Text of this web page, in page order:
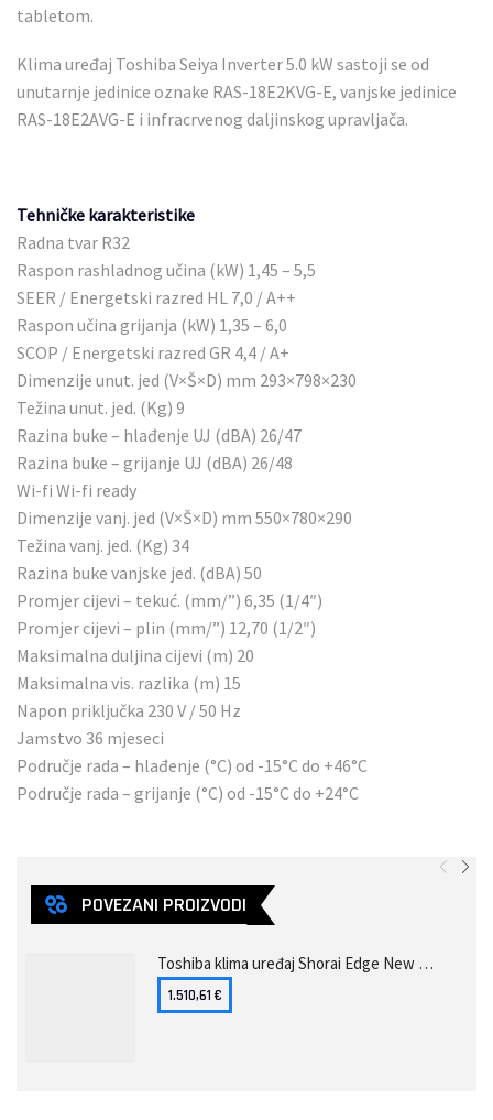
tabletom.
Klima uređaj Toshiba Seiya Inverter 5.0 kW sastoji se od
unutarnje jedinice oznake RAS-18E2KVG-E, vanjske jedinice
RAS-18E2AVG-E i infracrvenog daljinskog upravljača.
Tehničke karakteristike
Radna tvar R32
Raspon rashladnog učina (kW) 1,45 – 5,5
SEER / Energetski razred HL 7,0 / A++
Raspon učina grijanja (kW) 1,35 – 6,0
SCOP / Energetski razred GR 4,4 / A+
Dimenzije unut. jed (V×Š×D) mm 293×798×230
Težina unut. jed. (Kg) 9
Razina buke – hlađenje UJ (dBA) 26/47
Razina buke – grijanje UJ (dBA) 26/48
Wi-fi Wi-fi ready
Dimenzije vanj. jed (V×Š×D) mm 550×780×290
Težina vanj. jed. (Kg) 34
Razina buke vanjske jed. (dBA) 50
Promjer cijevi – tekuć. (mm/”) 6,35 (1/4″)
Promjer cijevi – plin (mm/”) 12,70 (1/2″)
Maksimalna duljina cijevi (m) 20
Maksimalna vis. razlika (m) 15
Napon priključka 230 V / 50 Hz
Jamstvo 36 mjeseci
Područje rada – hlađenje (°C) od -15°C do +46°C
Područje rada – grijanje (°C) od -15°C do +24°C
POVEZANI PROIZVODI
Toshiba klima uređaj Shorai Edge New White RAS-B16J2KVSG-E/RAS-16J2AVSG-E
1.510,61€